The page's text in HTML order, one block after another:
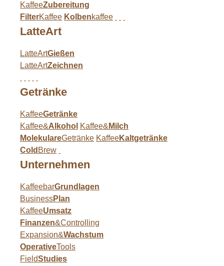
KaffeeZubereitung
FilterKaffee Kolbenkaffee
LatteArt
LatteArtGießen
LatteArtZeichnen
Getränke
KaffeeGetränke
Kaffee&Alkohol Kaffee& Milch
MolekulareGetränke KaffeeKaltgetränke
Cold Brew
Unternehmen
KaffeebarGrundlagen
BusinessPlan
KaffeeUmsatz
Finanzen&Controlling
Expansion&Wachstum
OperativeTools
FieldStudies